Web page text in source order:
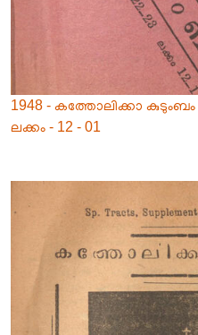
1948 - കത്തോലിക്കാ
ലക്കം - 12 - 01